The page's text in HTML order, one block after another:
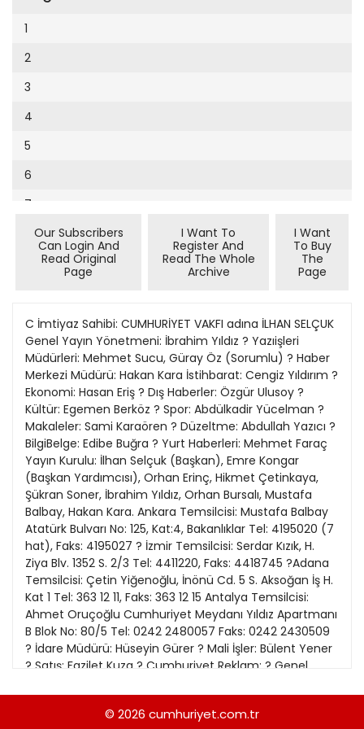
Cumhuriyet Sağlıklı Beslenme
Cumhuriyet Sokak
Cumhuriyet Spor
Cumhuriyet Strateji
Cumhuriyet Tarım
Cumhuriyet Yılbaşı
Çerçeve Eki
Dergi Eki
Ekonomi Eki
Evleniyoruz
Güney Dogu
Kitap Eki
Özel Ekler
Özel Okullar
Sevgililer Günü
Siyaset Eki
Sürdürülebilir yaşam
Turizm Eki
Yerel Yönetimler
1994
1991
1990
1989
1988
1987
1986
1985
1984
1983
1982
1981
1980
9
10
11
12
13
14
15
16
19
20
21
22
23
24
25
26
27
28
29
30
31
1
2
3
4
5
6
7
11
12
13
14
15
16
17
18
19
Our Subscribers
Can Login And
Read Original
Page
I Want To
Register And
Read The Whole
Archive
I Want
To Buy
The
Page
C İmtiyaz Sahibi: CUMHURİYET VAKFI adına İLHAN SELÇUK
Genel Yayın Yönetmeni: İbrahim Yıldız ? Yazıişleri
Müdürleri: Mehmet Sucu, Güray Öz (Sorumlu) ? Haber
Merkezi Müdürü: Hakan Kara İstihbarat: Cengiz Yıldırım ?
Ekonomi: Hasan Eriş ? Dış Haberler: Özgür Ulusoy ?
Kültür: Egemen Berköz ? Spor: Abdülkadir Yücelman ?
Makaleler: Sami Karaören ? Düzeltme: Abdullah Yazıcı ?
BilgiBelge: Edibe Buğra ? Yurt Haberleri: Mehmet Faraç
Yayın Kurulu: İlhan Selçuk (Başkan), Emre Kongar
(Başkan Yardımcısı), Orhan Erinç, Hikmet Çetinkaya,
Şükran Soner, İbrahim Yıldız, Orhan Bursalı, Mustafa
Balbay, Hakan Kara. Ankara Temsilcisi: Mustafa Balbay
Atatürk Bulvarı No: 125, Kat:4, Bakanlıklar Tel: 4195020 (7
hat), Faks: 4195027 ? İzmir Temsilcisi: Serdar Kızık, H.
Ziya Blv. 1352 S. 2/3 Tel: 4411220, Faks: 4418745 ?Adana
Temsilcisi: Çetin Yiğenoğlu, İnönü Cd. 5 S. Aksoğan İş H.
Kat 1 Tel: 363 12 11, Faks: 363 12 15 Antalya Temsilcisi:
Ahmet Oruçoğlu Cumhuriyet Meydanı Yıldız Apartmanı
B Blok No: 80/5 Tel: 0242 2480057 Faks: 0242 2430509
? İdare Müdürü: Hüseyin Gürer ? Mali İşler: Bülent Yener
? Satış: Fazilet Kuza ? Cumhuriyet Reklam: ? Genel
Nazende Pal Tel: (0212) 251 98 74 75 /251 98 81 82 Faks:
(0212) 251 98 68 Rezervasyon: (212) 343 72 74 Faks: 212
© 2026 cumhuriyet.com.tr